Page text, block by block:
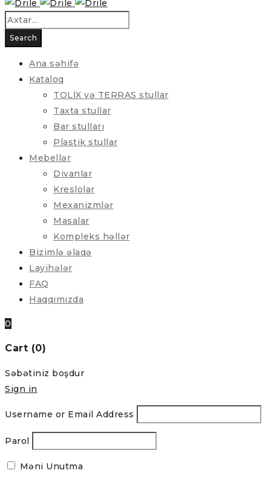
Ana səhifə
Kataloq
TOLİX və TERRAS stullar
Taxta stullar
Bar stulları
Plastik stullar
Mebellər
Divanlar
Kreslolar
Mexanizmlər
Masalar
Kompleks həllər
Bizimlə əlaqə
Layihələr
FAQ
Haqqımızda
0
Cart (0)
Səbətiniz boşdur
Sign in
Username or Email Address
Parol
Məni Unutma